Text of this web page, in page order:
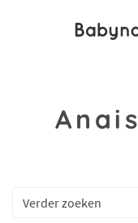
Anais